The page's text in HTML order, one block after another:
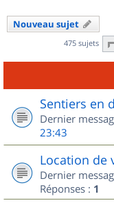
Nouveau sujet
475 sujets
Sentiers en
Dernier
23:43
Location de
Dernier
Réponses : 1